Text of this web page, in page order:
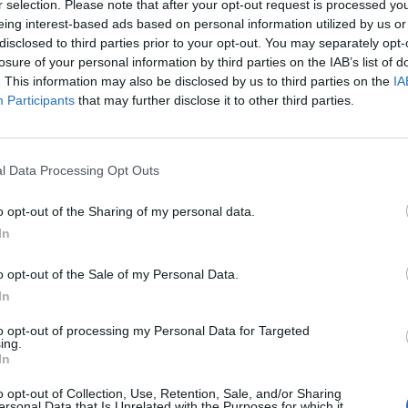
selection. Please note that after your opt-out request is processed
interest-based ads based on personal information utilized by us
to third parties prior to your opt-out. You may separately
of your personal information by third parties on the IAB’s list of
This information may also be disclosed by us to third parties on the
Participants that may further disclose it to other third parties.
Data Processing Opt Outs
opt-out of the Sharing of my personal data.
opt-out of the Sale of my Personal Data.
opt-out of processing my Personal Data for Targeted
opt-out of Collection, Use, Retention, Sale, and/or Sharing
Caima, em São Pedro de Castelões
Joaquim Valente Martingo e Rua Joaquim
Lomba, São Pedro de Castelões
Cavião, São Pedro de Castelões
Cavião para Merlães
Desportivo, em Vila Nova de Perrinho
em Vila Cova de Perrinho
Alves Assis Teixeira, Codal
Lavadour, nas Baralhas